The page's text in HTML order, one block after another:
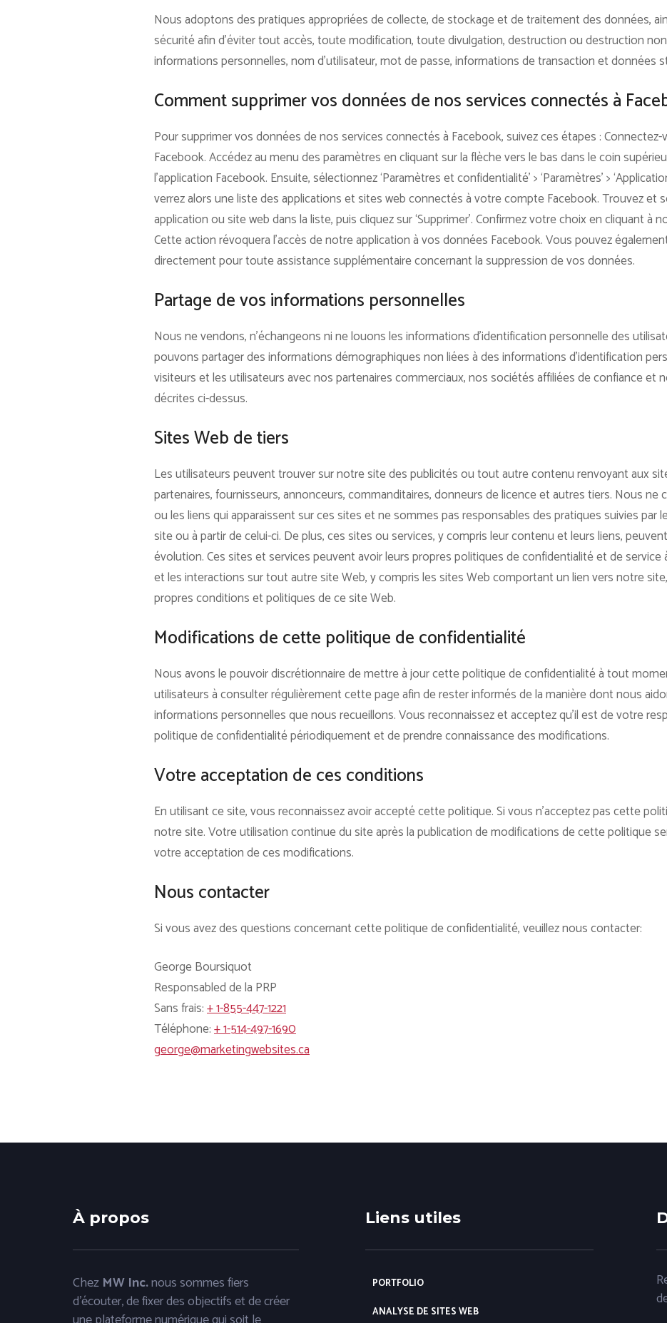
Nous adoptons des pratiques appropriées de collecte, de stockage et de traitement des données,
sécurité afin d’éviter tout accès, toute modification, toute divulgation, destruction ou destruction
informations personnelles, nom d’utilisateur, mot de passe, informations de transaction et données
Comment supprimer vos données de nos services connectés à
Pour supprimer vos données de nos services connectés à Facebook, suivez ces étapes :
Facebook. Accédez au menu des paramètres en cliquant sur la flèche vers le bas dans le coin
l’application Facebook. Ensuite, sélectionnez ‘Paramètres et confidentialité’ > ‘Paramètres’ >
verrez alors une liste des applications et sites web connectés à votre compte Facebook. Trouvez et
application ou site web dans la liste, puis cliquez sur ‘Supprimer’. Confirmez votre choix en cliquant à
Cette action révoquera l’accès de notre application à vos données Facebook. Vous pouvez
directement pour toute assistance supplémentaire concernant la suppression de vos données.
Partage de vos informations personnelles
Nous ne vendons, n’échangeons ni ne louons les informations d’identification personnelle des
pouvons partager des informations démographiques non liées à des informations d’identification
visiteurs et les utilisateurs avec nos partenaires commerciaux, nos sociétés affiliées de confiance et
décrites ci-dessus.
Sites Web de tiers
Les utilisateurs peuvent trouver sur notre site des publicités ou tout autre contenu renvoyant aux
partenaires, fournisseurs, annonceurs, commanditaires, donneurs de licence et autres tiers. Nous
ou les liens qui apparaissent sur ces sites et ne sommes pas responsables des pratiques suivies par
site ou à partir de celui-ci. De plus, ces sites ou services, y compris leur contenu et leurs liens,
évolution. Ces sites et services peuvent avoir leurs propres politiques de confidentialité et de service
et les interactions sur tout autre site Web, y compris les sites Web comportant un lien vers notre
propres conditions et politiques de ce site Web.
Modifications de cette politique de confidentialité
Nous avons le pouvoir discrétionnaire de mettre à jour cette politique de confidentialité à tout
utilisateurs à consulter régulièrement cette page afin de rester informés de la manière dont nous
informations personnelles que nous recueillons. Vous reconnaissez et acceptez qu’il est de votre
politique de confidentialité périodiquement et de prendre connaissance des modifications.
Votre acceptation de ces conditions
En utilisant ce site, vous reconnaissez avoir accepté cette politique. Si vous n’acceptez pas cette
notre site. Votre utilisation continue du site après la publication de modifications de cette politique
votre acceptation de ces modifications.
Nous contacter
Si vous avez des questions concernant cette politique de confidentialité, veuillez nous contacter:
George Boursiquot
Responsabled de la PRP
Sans frais:+ 1-855-447-1221
Téléphone:+ 1-514-497-1690
george@marketingwebsites.ca
À propos
Chez MW Inc.nous sommes fiers
d'écouter, de fixer des objectifs et de créer
Liens utiles
PORTFOLIO
ANALYSE DE SITES WEB